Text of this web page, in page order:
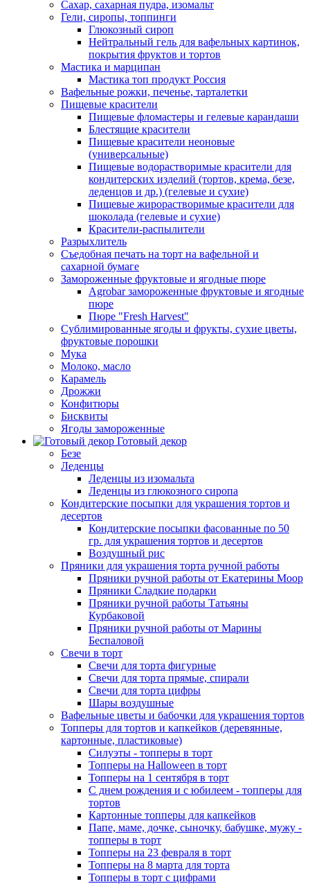
Сахар, сахарная пудра, изомальт
Гели, сиропы, топпинги
Глюкозный сироп
Нейтральный гель для вафельных картинок,
покрытия фруктов и тортов
Мастика и марципан
Мастика топ продукт Россия
Вафельные рожки, печенье, тарталетки
Пищевые красители
Пищевые фломастеры и гелевые карандаши
Блестящие красители
Пищевые красители неоновые
(универсальные)
Пищевые водорастворимые красители для
кондитерских изделий (тортов, крема, безе,
леденцов и др.) (гелевые и сухие)
Пищевые жирорастворимые красители для
шоколада (гелевые и сухие)
Красители-распылители
Разрыхлитель
Съедобная печать на торт на вафельной и
сахарной бумаге
Замороженные фруктовые и ягодные пюре
Agrobar замороженные фруктовые и ягодные
пюре
Пюре "Fresh Harvest"
Сублимированные ягоды и фрукты, сухие цветы,
фруктовые порошки
Мука
Молоко, масло
Карамель
Дрожжи
Конфитюры
Бисквиты
Ягоды замороженные
Готовый декор
Безе
Леденцы
Леденцы из изомальта
Леденцы из глюкозного сиропа
Кондитерские посыпки для украшения тортов и
десертов
Кондитерские посыпки фасованные по 50
гр. для украшения тортов и десертов
Воздушный рис
Пряники для украшения торта ручной работы
Пряники ручной работы от Екатерины Моор
Пряники Сладкие подарки
Пряники ручной работы Татьяны
Курбаковой
Пряники ручной работы от Марины
Беспаловой
Свечи в торт
Свечи для торта фигурные
Свечи для торта прямые, спирали
Свечи для торта цифры
Шары воздушные
Вафельные цветы и бабочки для украшения тортов
Топперы для тортов и капкейков (деревянные,
картонные, пластиковые)
Силуэты - топперы в торт
Топперы на Halloween в торт
Топперы на 1 сентября в торт
С днем рождения и с юбилеем - топперы для
тортов
Картонные топперы для капкейков
Папе, маме, дочке, сыночку, бабушке, мужу -
топперы в торт
Топперы на 23 февраля в торт
Топперы на 8 марта для торта
Топперы в торт с цифрами